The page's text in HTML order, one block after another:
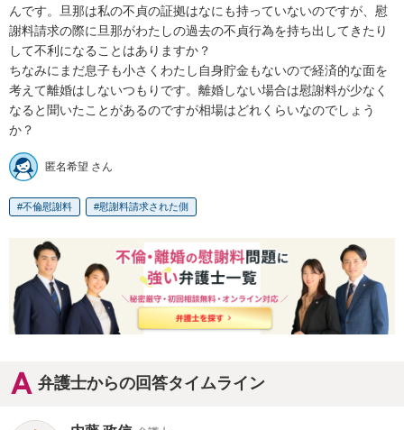
んです。旦那は私の不貞の証拠はなにも持っていないのですが、慰
謝料請求の際に旦那がわたしの過去の不貞行為を持ち出してきたり
して不利になることはありますか？
ちなみにまだ息子も小さくわたし自身貯金もないので経済的な面を
考えて離婚はしないつもりです。離婚しない場合は慰謝料が少なく
なると聞いたことがあるのですが相場はどれくらいなのでしょう
か？
匿名希望 さん
不倫慰謝料 慰謝料請求された側
弁護士からの回答タイムライン